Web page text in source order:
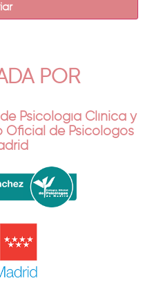
POR
Psicología Clínica y
Oficial de Psicólogos